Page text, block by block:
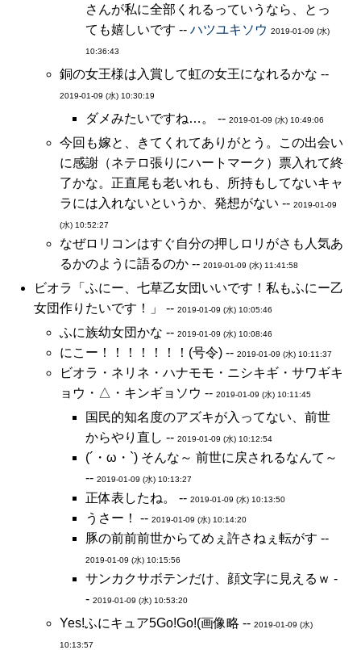
さんが私に全部くれるっていうなら、とっ
ても嬉しいです -- ハツユキソウ 2019-01-09 (水)
10:36:43
銅の女王様は入賞して虹の女王になれるかな --
2019-01-09 (水) 10:30:19
ダメみたいですね…。 -- 2019-01-09 (水) 10:49:06
今回も嫁と、きてくれてありがとう。この出会い
に感謝（ネテロ張りにハートマーク）票入れて終
了かな。正直尾も老いれも、所持もしてないキャ
ラには入れないというか、発想がない -- 2019-01-09
(水) 10:52:27
なぜロリコンはすぐ自分の押しロリがさも人気あ
るかのように語るのか -- 2019-01-09 (水) 11:41:58
ビオラ「ふにー、七草乙女団いいです！私もふにー乙
女団作りたいです！」 -- 2019-01-09 (水) 10:05:46
ふに族幼女団かな -- 2019-01-09 (水) 10:08:46
にこー！！！！！！！(号令) -- 2019-01-09 (水) 10:11:37
ビオラ・ネリネ・ハナモモ・ニシキギ・サワギキ
ョウ・△・キンギョソウ -- 2019-01-09 (水) 10:11:45
国民的知名度のアズキが入ってない、前世
からやり直し -- 2019-01-09 (水) 10:12:54
(´・ω・`) そんな～ 前世に戻されるなんて～
-- 2019-01-09 (水) 10:13:27
正体表したね。 -- 2019-01-09 (水) 10:13:50
うさー！ -- 2019-01-09 (水) 10:14:20
豚の前前前世からてめぇ許さねぇ転がす --
2019-01-09 (水) 10:15:56
サンカクサボテンだけ、顔文字に見えるｗ -
- 2019-01-09 (水) 10:53:20
Yes!ふにキュア5Go!Go!(画像略 -- 2019-01-09 (水)
10:13:57